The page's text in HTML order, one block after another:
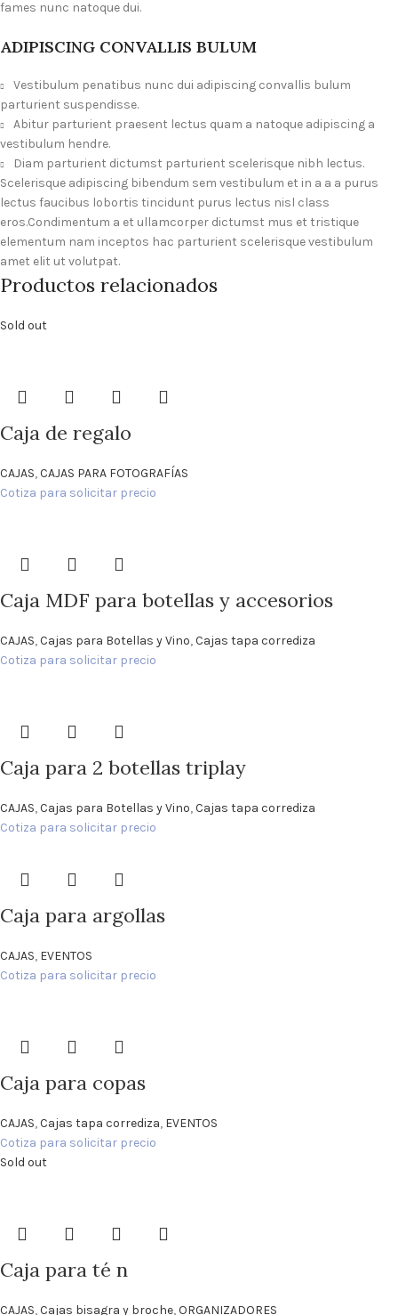
fames nunc natoque dui.
ADIPISCING CONVALLIS BULUM
Vestibulum penatibus nunc dui adipiscing convallis bulum
parturient suspendisse.
Abitur parturient praesent lectus quam a natoque adipiscing a
vestibulum hendre.
Diam parturient dictumst parturient scelerisque nibh lectus.
Scelerisque adipiscing bibendum sem vestibulum et in a a a purus
lectus faucibus lobortis tincidunt purus lectus nisl class
eros.Condimentum a et ullamcorper dictumst mus et tristique
elementum nam inceptos hac parturient scelerisque vestibulum
amet elit ut volutpat.
Productos relacionados
Sold out
Caja de regalo
CAJAS,CAJAS PARA FOTOGRAFÍAS
Cotiza para solicitar precio
Caja MDF para botellas y accesorios
CAJAS,Cajas para Botellas y Vino,Cajas tapa corrediza
Cotiza para solicitar precio
Caja para 2 botellas triplay
CAJAS,Cajas para Botellas y Vino,Cajas tapa corrediza
Cotiza para solicitar precio
Caja para argollas
CAJAS, EVENTOS
Cotiza para solicitar precio
Caja para copas
CAJAS,Cajas tapa corrediza, EVENTOS
Cotiza para solicitar precio
Sold out
Caja para té n
CAJAS,Cajas bisagra y broche,ORGANIZADORES